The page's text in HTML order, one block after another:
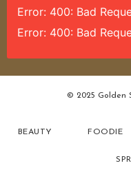
Error: 400: Bad
Error: 400: Bad
© 2025 Golden
BEAUTY FOODIE